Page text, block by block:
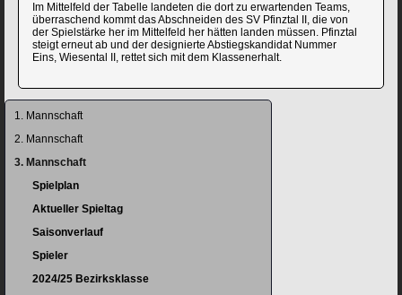
Im Mittelfeld der Tabelle landeten die dort zu erwartenden Teams,
überraschend kommt das Abschneiden des SV Pfinztal II, die von
der Spielstärke her im Mittelfeld her hätten landen müssen. Pfinztal
steigt erneut ab und der designierte Abstiegskandidat Nummer
Eins, Wiesental II, rettet sich mit dem Klassenerhalt.
Navigation
1. Mannschaft
2. Mannschaft
3. Mannschaft
Spielplan
Aktueller Spieltag
Saisonverlauf
Spieler
2024/25 Bezirksklasse